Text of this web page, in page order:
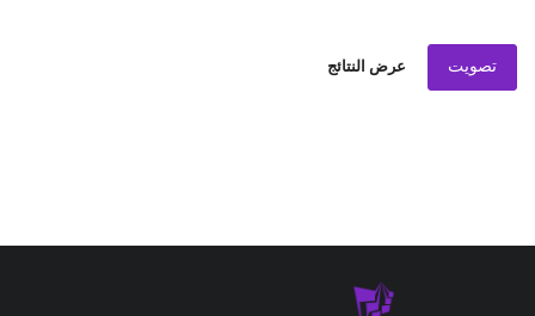
تصويت عرض النتائج